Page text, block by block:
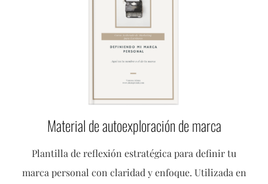
Material de autoexploración de marca
Plantilla de reflexión estratégica para definir tu
marca personal con claridad y enfoque. Utilizada en